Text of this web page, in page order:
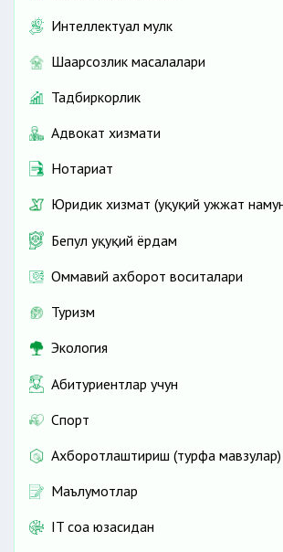
Интеллектуал мулк
Шаҳарсозлик масалалари
Тадбиркорлик
Адвокат хизмати
Нотариат
Юридик хизмат (ҳуқуқий ҳужжат
Бепул ҳуқуқий ёрдам
Оммавий ахборот воситалари
Туризм
Экология
Абитуриентлар учун
Спорт
Ахборотлаштириш (турфа мавзулар)
Маълумотлар
IT соҳа юзасидан